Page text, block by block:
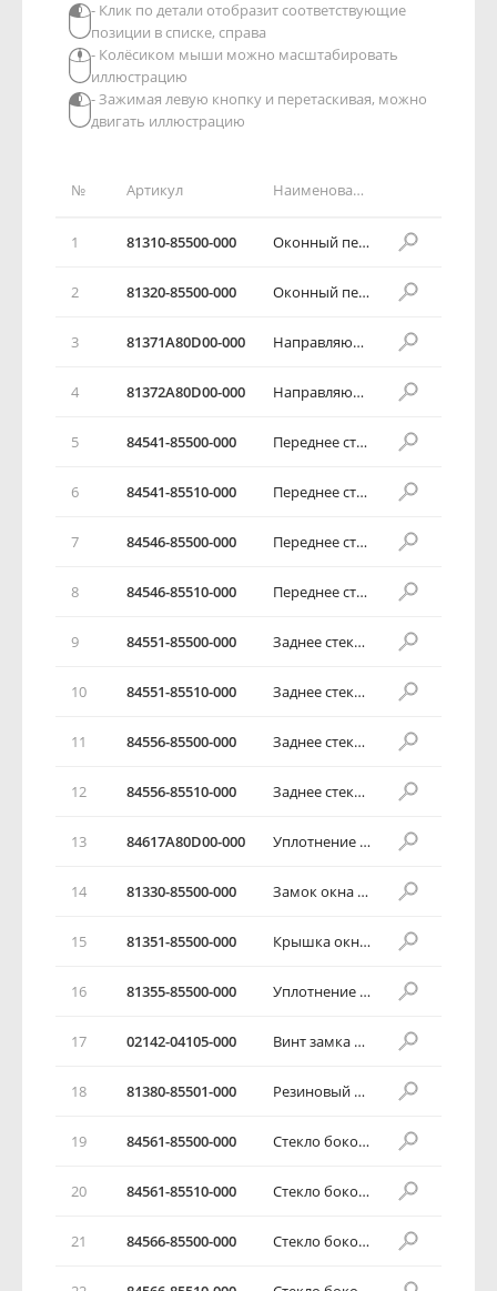
№ Артикул Наименование детали
1 81310-85500-000 Оконный переплет задней двери
2 81320-85500-000 Оконный переплет задней двери
3 81371А80D00-000 Направляющая окна задней двери
4 81372А80D00-000 Направляющая окна задней двери
5 84541-85500-000 Переднее стекло окна задней двери
6 84541-85510-000 Переднее стекло окна задней двери
7 84546-85500-000 Переднее стекло окна задней двери
8 84546-85510-000 Переднее стекло окна задней двери
9 84551-85500-000 Заднее стекло окна задней двери
10 84551-85510-000 Заднее стекло окна задней двери
11 84556-85500-000 Заднее стекло окна задней двери
12 84556-85510-000 Заднее стекло окна задней двери
13 84617А80D00-000 Уплотнение задней двери
14 81330-85500-000 Замок окна задней двери в комплекте
15 81351-85500-000 Крышка окна задней двери
16 81355-85500-000 Уплотнение окна задней двери
17 02142-04105-000 Винт замка стекла заднего окна
18 81380-85501-000 Резиновый покров стекла
19 84561-85500-000 Стекло бокового окна
20 84561-85510-000 Стекло бокового окна
21 84566-85500-000 Стекло бокового окна
- Клик по детали отобразит соответствующие
позиции в списке, справа
- Колёсиком мыши можно масштабировать
иллюстрацию
- Зажимая левую кнопку и перетаскивая, можно
двигать иллюстрацию